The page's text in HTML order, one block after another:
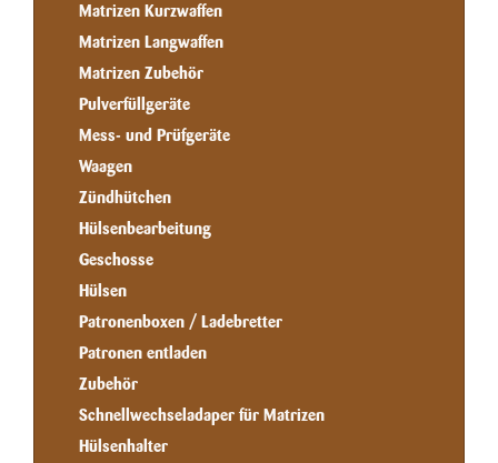
Matrizen Kurzwaffen
Matrizen Langwaffen
Matrizen Zubehör
Pulverfüllgeräte
Mess- und Prüfgeräte
Waagen
Zündhütchen
Hülsenbearbeitung
Geschosse
Hülsen
Patronenboxen / Ladebretter
Patronen entladen
Zubehör
Schnellwechseladaper für Matrizen
Hülsenhalter